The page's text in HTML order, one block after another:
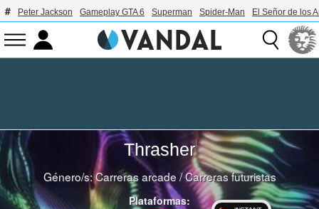
Peter Jackson Gameplay GTA 6 Superman Spider-Man El Señor de los
Thrasher
Género/s:Carreras arcade /Carreras futuristas
Plataformas: